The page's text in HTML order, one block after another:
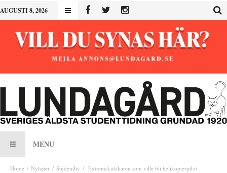
AUGUSTI 8, 2026
MENU
Home Nyheter Studentliv Extremskidåkaren som ville bli helikopterpilot